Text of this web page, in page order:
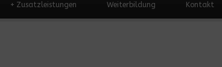
Zusatzleistungen
+ Weiterbildung Kontakt